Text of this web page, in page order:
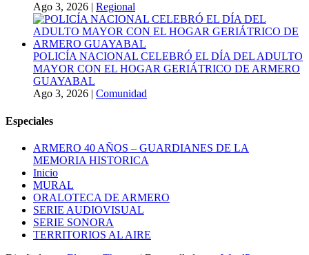
Ago 3, 2026 | Regional
POLICÍA NACIONAL CELEBRÓ EL DÍA DEL ADULTO
MAYOR CON EL HOGAR GERIÁTRICO DE ARMERO
GUAYABAL
Ago 3, 2026 | Comunidad
Especiales
ARMERO 40 AÑOS – GUARDIANES DE LA
MEMORIA HISTORICA
Inicio
MURAL
ORALOTECA DE ARMERO
SERIE AUDIOVISUAL
SERIE SONORA
TERRITORIOS AL AIRE